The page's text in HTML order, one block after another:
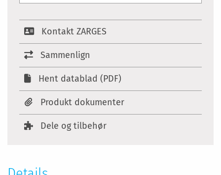
Kontakt ZARGES
Sammenlign
Hent datablad (PDF)
Produkt dokumenter
Dele og tilbehør